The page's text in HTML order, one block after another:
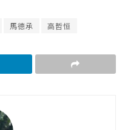
馬德承 高哲恒